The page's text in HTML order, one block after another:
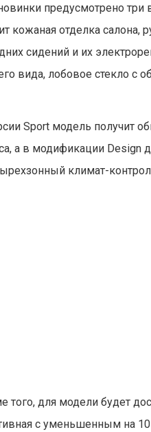
предусмотрено три
кожаная отделка салона,
сидений и их
вида, лобовое стекло с
Sport модель получит
а в модификации Design
климат-
того, для модели будет
с уменьшенным на